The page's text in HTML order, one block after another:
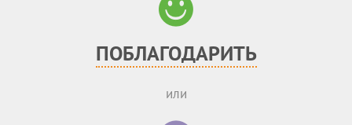
ПОБЛАГОДАРИТЬ
или